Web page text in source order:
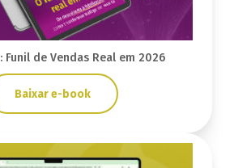
de Vendas Real em 2026
Baixar e-book